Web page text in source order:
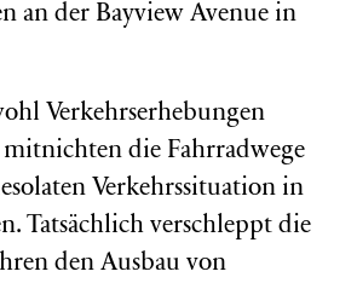
an der Bayview Avenue in
Verkehrserhebungen
mitnichten die Fahrradwege
Verkehrssituation in
Tatsächlich verschleppt die
den Ausbau von